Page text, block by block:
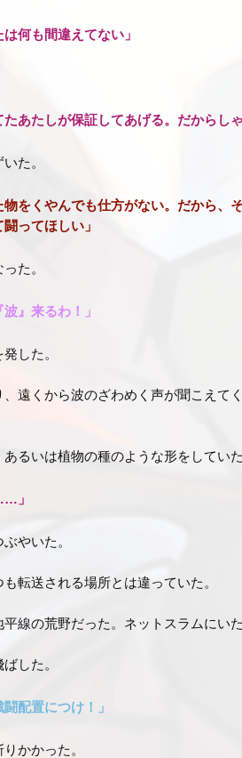
は何も間違えてない」
たあたしが保証してあげる。だからし
た。
物をくやんでも仕方がない。だから、
ってほしい」
た。
』来るわ！」
した。
遠くから波のざわめく声が聞こえて
るいは植物の種のような形をしていた
」
やいた。
転送される場所とは違っていた。
線の荒野だった。ネットスラムにい
した。
配置につけ！」
りかかった。